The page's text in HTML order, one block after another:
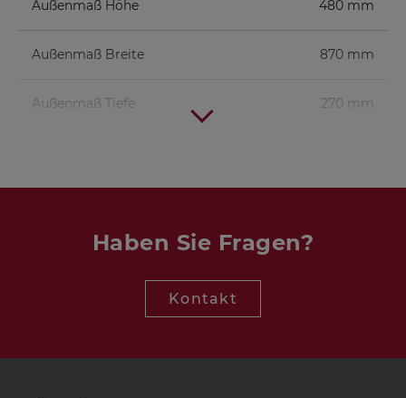
Außenmaß Höhe 480 mm
Außenmaß Breite 870 mm
Außenmaß Tiefe 270 mm
Hochtöner KE 25 SC - 8 Ohm 1 St.
AL 130 - 8 Ohm
VOX 253-CENTER
Haben Sie Fragen?
Kontakt